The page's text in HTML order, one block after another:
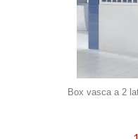
Box vasca a 2